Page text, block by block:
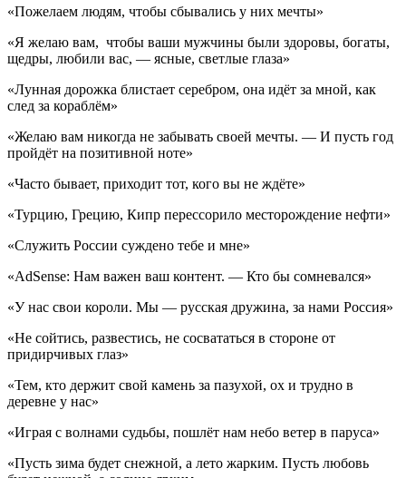
«Пожелаем людям, чтобы сбывались у них мечты»
«Я желаю вам, чтобы ваши мужчины были здоровы, богаты,
щедры, любили вас, — ясные, светлые глаза»
«Лунная дорожка блистает серебром, она идёт за мной, как
след за кораблём»
«Желаю вам никогда не забывать своей мечты. — И пусть год
пройдёт на позитивной ноте»
«Часто бывает, приходит тот, кого вы не ждёте»
«Турцию, Грецию, Кипр перессорило месторождение нефти»
«Служить России суждено тебе и мне»
«AdSense: Нам важен ваш контент. — Кто бы сомневался»
«У нас свои короли. Мы — русская дружина, за нами Россия»
«Не сойтись, развестись, не сосвататься в стороне от
придирчивых глаз»
«Тем, кто держит свой камень за пазухой, ох и трудно в
деревне у нас»
«Играя с волнами судьбы, пошлёт нам небо ветер в паруса»
«Пусть зима будет снежной, а лето жарким. Пусть любовь